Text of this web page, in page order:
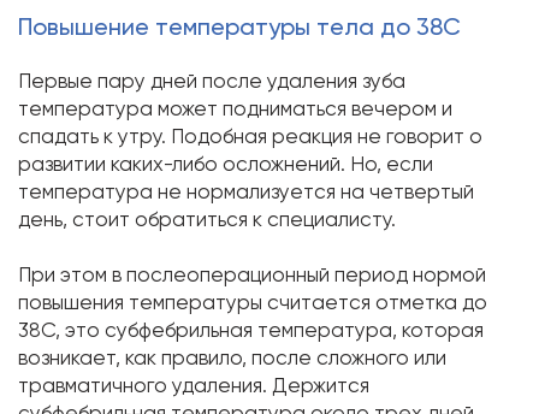
Повышение температуры тела до 38С
Первые пару дней после удаления зуба
температура может подниматься вечером и
спадать к утру. Подобная реакция не говорит о
развитии каких-либо осложнений. Но, если
температура не нормализуется на четвертый
день, стоит обратиться к специалисту.
При этом в послеоперационный период нормой
повышения температуры считается отметка до
38С, это субфебрильная температура, которая
возникает, как правило, после сложного или
травматичного удаления. Держится